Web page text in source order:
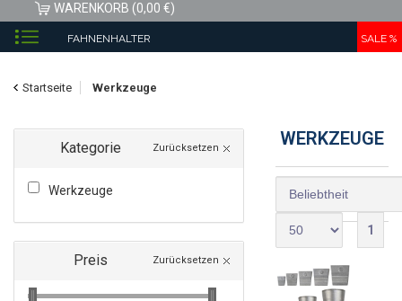
WARENKORB (0,00 €)
FAHNENHALTER
ZAUNZUBEHÖR
ROHRBELÜFTER
SALE
GARDEROBENHAKEN
SALE %
Startseite Werkzeuge
Kategorie Zurücksetzen
Werkzeuge
Preis Zurücksetzen
WERKZEUGE
1